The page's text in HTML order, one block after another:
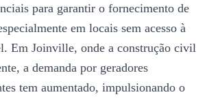
para garantir o fornecimento de
em locais sem acesso à
Em Joinville, onde a construção civil
a demanda por geradores
tem aumentado, impulsionando o